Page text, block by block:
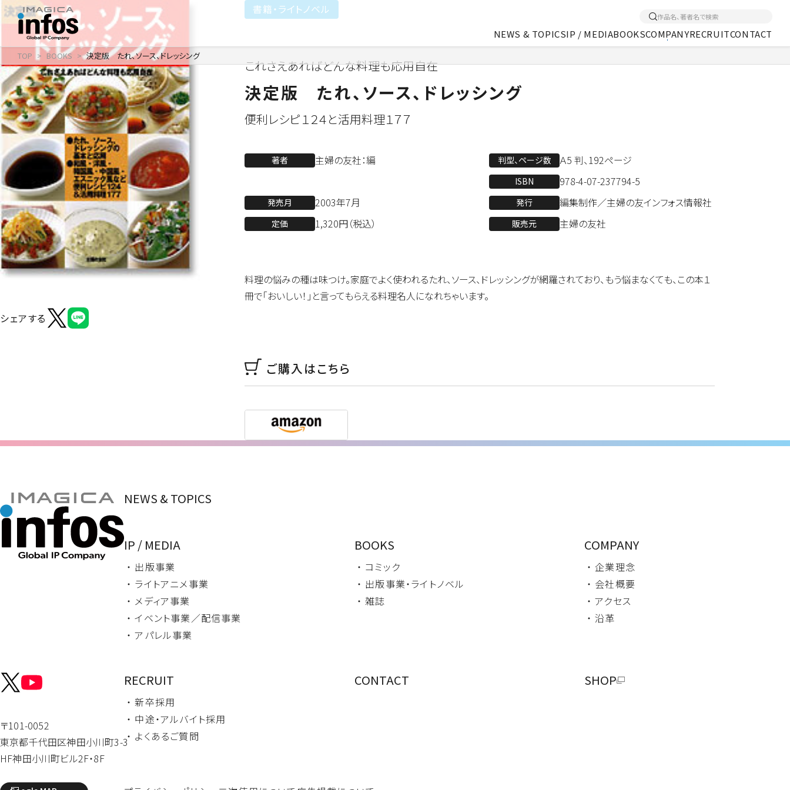
NEWS & TOPICSIP / MEDIA
IP / MEDIA
事業紹介
出版事業
イベント事業／配信事業
BOOKSCOMPANY
COMPANY
会社情報
企業理念
沿革
RECRUIT
RECRUIT
採用情報
新卒採用
CONTACT
TOP BOOKS 決定版 たれ、ソース、ドレッシング
シェアする
書籍・ライトノベル
これさえあればどんな料理も応用自在
決定版 たれ、ソース、ドレッシング
便利レシピ１２４と活用料理１７７
著者 主婦の友社：編 判型、ページ数 Ａ5 判、192ページ
ISBN 978-4-07-237794-5
発行 編集制作／主婦の友インフォス情報社
発売月 2003年7月
販売元 主婦の友社
定価 1,320円（税込）
料理の悩みの種は味つけ。家庭でよく使われるたれ、ソース、ドレッシングが網羅されており、もう悩まなくても、この本１
冊で「おいしい！」と言ってもらえる料理名人になれちゃいます。
ご購入はこちら
〒101-0052
東京都千代田区神田小川町3-3
HF神田小川町ビル2F・8F
NEWS & TOPICS
IP / MEDIA
・ 出版事業
・ ライトアニメ事業
・ メディア事業
・ イベント事業／配信事業
・ アパレル事業
BOOKS
・ コミック
・ 出版事業・ライトノベル
・ 雑誌
COMPANY
・ 企業理念
・ 会社概要
・ アクセス
・ 沿革
RECRUIT
・ 新卒採用
・ 中途・アルバイト採用
・ よくあるご質問
CONTACT SHOP